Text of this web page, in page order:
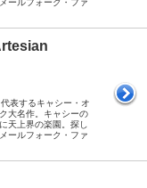
ールフォーク・ファ
表するキャシー・オ
大名作。キャシーの
天上界の楽園。探し
ールフォーク・ファ